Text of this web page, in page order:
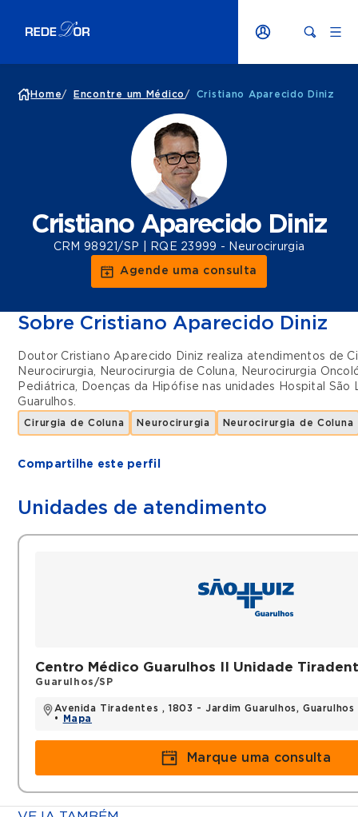
Home/ Encontre um Médico / Cristiano Aparecido Diniz
Cristiano Aparecido Diniz
CRM 98921/SP | RQE 23999 - Neurocirurgia
Agende uma consulta
Sobre Cristiano Aparecido Diniz
Doutor Cristiano Aparecido Diniz realiza atendimentos de
Neurocirurgia, Neurocirurgia de Coluna,
Neurocirurgia
Pediátrica, Doenças da Hipófise nas unidades
Hospital São
Guarulhos.
Cirurgia de Coluna Neurocirurgia Neurocirurgia de Coluna
Compartilhe este perfil
Unidades de atendimento
Centro Médico Guarulhos II Unidade
Guarulhos/SP
Avenida Tiradentes , 1803 - Jardim Guarulhos,
•
Mapa
Marque uma consulta